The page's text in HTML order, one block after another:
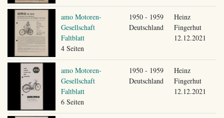
amo Motoren-
Gesellschaft
Faltblatt
4 Seiten
1950 - 1959
Deutschland
Heinz
Fingerhut
12.12.2021
amo Motoren-
Gesellschaft
Faltblatt
6 Seiten
1950 - 1959
Deutschland
Heinz
Fingerhut
12.12.2021